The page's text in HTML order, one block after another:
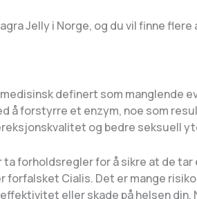
Jelly i Norge, og du vil finne
definert som manglende
å forstyrre et enzym, noe som
og bedre seksuell
ta forholdsregler for å sikre at de
forfalsket Cialis. Det er mange
eller skade på helsen din.